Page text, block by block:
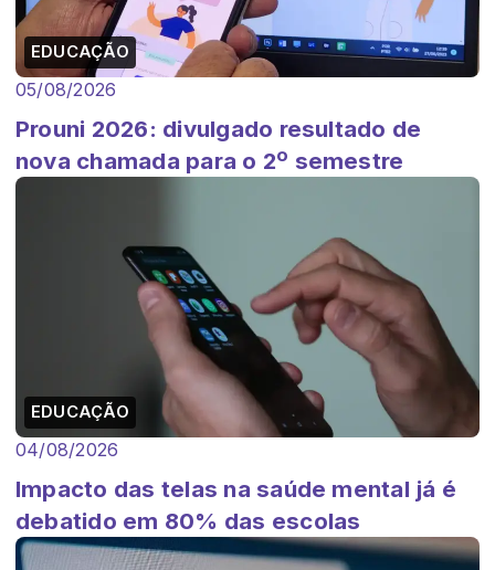
EDUCAÇÃO
05/08/2026
Prouni 2026: divulgado resultado de
nova chamada para o 2º semestre
EDUCAÇÃO
04/08/2026
Impacto das telas na saúde mental já é
debatido em 80% das escolas